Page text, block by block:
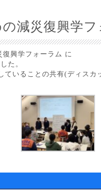
減災復興学
興学フォーラム に
た。
いることの共有(ディスカ